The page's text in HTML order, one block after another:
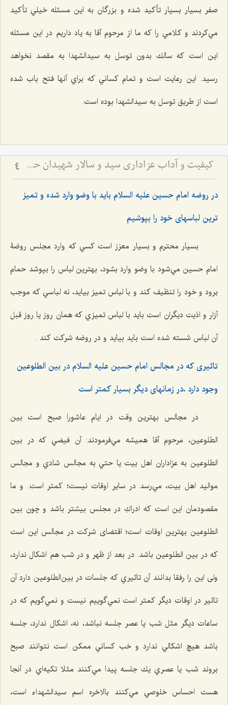
صفر بسيار بسيار تأكيد شده و بزرگان به اين مسئله خيلي تأكيد
مي‌كردند و كلامي را كه ما از مرحوم آقا به ياد داريم در اين مسئله
اين است كه سالك بدون توسل به سيدالشهدا به مقصد نخواهد
رسيد. اين رعايت است و تمام كساني كه براي آنها فتح باب شده
است از طريق توسل به سيدالشهدا بوده است.
کیفیت و آداب عزاداری سید و سالار شهیدان حضرت أباعبداللَه الحسین علیه السلام 4
در روضه امام حسين عليه السلام بايد با وضو وارد شده و تميز
ترين لباسهاى خود را بپوشيم
بسيار محترم و بسيار معزز است كسي كه وارد مجلس روضۀ
امام حسين مي‌شود با وضو وارد بشود، بهترين لباس را بپوشد حمام
برود و خود را تنظيف كند و با لباس تميز بیاید، نه لباسي كه موجب
آزار و اذيت ديگران است بايد با لباس تميزي كه همان روز يا روز قبل
آن لباس شسته شده است بايد بيايد و در روضه شركت كند .
تاثيرى كه در مجالس امام حسين عليه السلام در بين الطلوعين
وجود دارد ،در زمانهاى ديگر بسیار کمتر است
در مجالس بهترين وقت در ايام عاشورا صبح است بين
الطلوعین، مرحوم آقا هميشه مي‌فرمودند: آن فيضي كه در بين
الطلوعین به عزاداران اهل بيت يا حتي به مجالس شادي و مجالس
مواليد اهل بيت، مي‌رسد در ساير اوقات نيست؛ كمتر است. و ما
مقصودمان این است که ادراكِ در مجلس بيشتر باشد و چون بين
الطلوعین بهترين اوقات است؛ اقتضای شرکت در مجالس این است
که در بين الطلوعین باشد. در بعد از ظهر و در شب هم اشكال ندارد،
ولی اين را رفقا بدانند آن تاثيري كه جلسات در بين‌الطلوعين دارد آن
تاثير در اوقات ديگر كمتر است نمي‌گوييم نيست و نمي‌گويم كه در
ساعات ديگر مثل شب یا عصر جلسه نباشد، نه، اشكال ندارد، جلسه
باشد هيچ اشكالي ندارد و خب كساني ممكن است نتوانند صبح
بروند شب يا عصري يك جلسه پيدا مي‌كنند مثلا تكيه‌اي در آ‌نجا
هست احساس خلوصي مي‌كنند بالاخره اسم سيدالشهداء است،